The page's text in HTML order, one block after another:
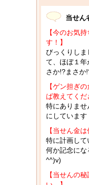
当せん
【今のお気
す！】
びっくりし
て、ほぼ１
さか!?まさか
【ゲン担ぎ
ば教えてくだ
特にありま
にしています
【当せん金
特に計画して
何か記念に
^^)v)
【当せんの